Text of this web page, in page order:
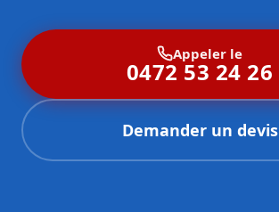
Appeler le
0472 53 24 26
Demander un devis